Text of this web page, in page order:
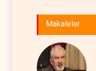
Makaleler